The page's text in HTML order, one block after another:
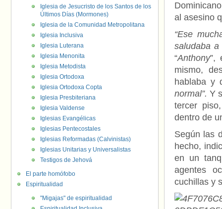
al asesino
“Ese
saludaba a
“Anthony”,
mismo,
hablaba y
normal”. Y
tercer
dentro de
Según las
hecho,
en un
agentes
cuchillas y
Iglesia de Jesucristo de los Santos de los
Últimos Días (Mormones)
Iglesia de la Comunidad Metropolitana
Iglesia Inclusiva
Iglesia Luterana
Iglesia Menonita
Iglesia Metodista
Iglesia Ortodoxa
Iglesia Ortodoxa Copta
Iglesia Presbiteriana
Iglesia Valdense
Iglesias Evangélicas
Iglesias Pentecostales
Iglesias Reformadas (Calvinistas)
Iglesias Unitarias y Universalistas
Testigos de Jehová
El parte homófobo
Espiritualidad
"Migajas" de espiritualidad